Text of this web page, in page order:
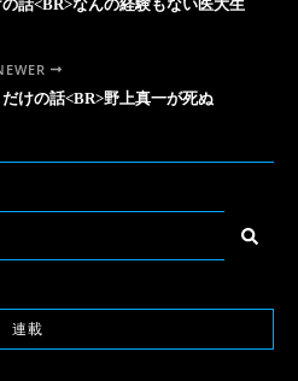
話<BR>なんの経験もない医大生
けの話<BR>野上真一が死ぬ
連載